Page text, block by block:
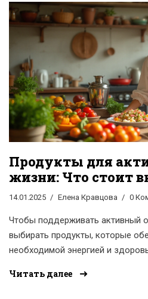
нашу энергию и как их избегать
При этом будут рассмотрены
даны полезные советы о
Знание того, что именно класть
сохранить бодрость и
протяжении всего дня.
Продукты для
жизни: Что стоит
рацион?
14.01.2025 Елена Кравцова 0
Чтобы поддерживать активный
выбирать продукты, которые
необходимой энергией и
частью вашей диеты. Не
Читать далее